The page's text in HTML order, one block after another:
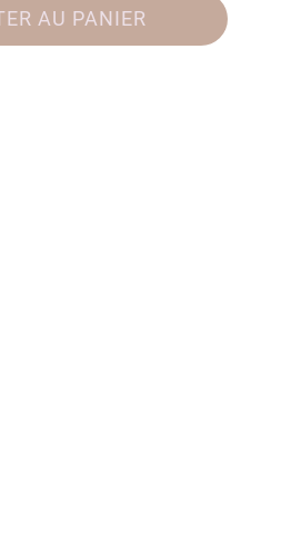
AU PANIER